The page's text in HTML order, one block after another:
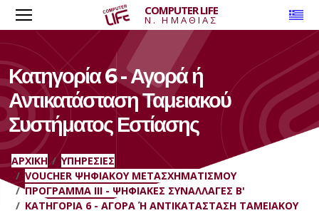
COMPUTER LIFE
Ν. ΗΜΑΘΙΑΣ
Κατηγορία 6 - Αγορά ή
Αντικατάσταση Ταμειακού
Συστήματος Εστίασης
ΑΡΧΙΚΉ
ΥΠΗΡΕΣΊΕΣ
VOUCHER ΨΗΦΙΑΚΟΎ ΜΕΤΑΣΧΗΜΑΤΙΣΜΟΎ
ΠΡΌΓΡΑΜΜΑ ΙΙΙ - ΨΗΦΙΑΚΈΣ ΣΥΝΑΛΛΑΓΈΣ Β'
ΚΑΤΗΓΟΡΊΑ 6 - ΑΓΟΡΆ Ή ΑΝΤΙΚΑΤΆΣΤΑΣΗ ΤΑΜΕΙΑΚΟΎ Σ